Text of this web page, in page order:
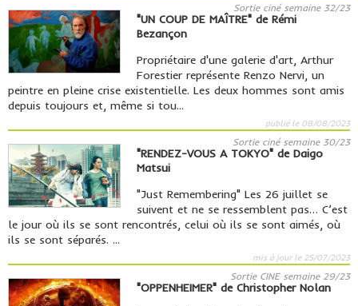
Sortie ciné semaine 32/23
"UN COUP DE MAÎTRE" de Rémi
Bezançon
Propriétaire d'une galerie d'art, Arthur
Forestier représente Renzo Nervi, un
peintre en pleine crise existentielle. Les deux hommes sont amis
depuis toujours et, même si tou...
publié le 08/08/2023
Sortie ciné semaine 30/23
"RENDEZ-VOUS A TOKYO" de Daigo
Matsui
"Just Remembering" Les 26 juillet se
suivent et ne se ressemblent pas… C’est
le jour où ils se sont rencontrés, celui où ils se sont aimés, où
ils se sont séparés. ...
mis à jour le 25/07/2023
Sortie CINE semaine 29/23
"OPPENHEIMER" de Christopher Nolan